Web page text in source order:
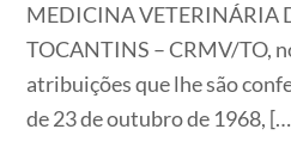
MEDICINA VETERINÁRIA
TOCANTINS – CRMV/TO,
atribuições que lhe são
de 23 de outubro de 1968,